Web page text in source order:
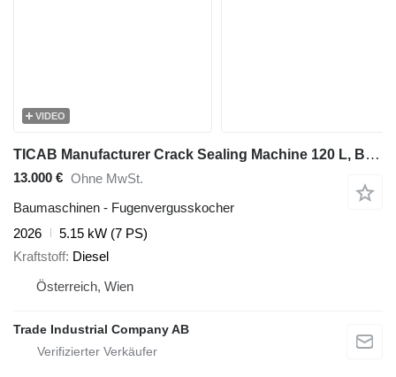
VIDEO
TICAB Manufacturer Crack Sealing Machine 120 L, BPM-120
13.000 € Ohne MwSt.
Baumaschinen - Fugenvergusskocher
2026
5.15 kW (7 PS)
Kraftstoff Diesel
Österreich, Wien
Trade Industrial Company AB